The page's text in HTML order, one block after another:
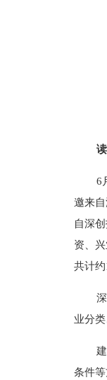
6
邀来
自深
资、
共计约
业分
条件等